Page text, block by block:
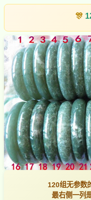
🎊
120组无参数
最右侧一列